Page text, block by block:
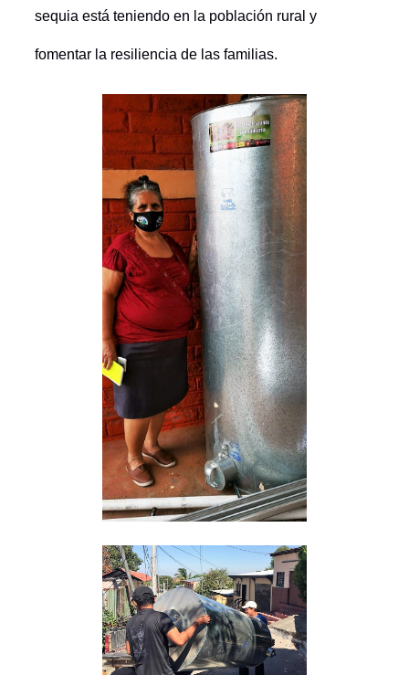
sequia está teniendo en la población rural y
fomentar la resiliencia de las familias.